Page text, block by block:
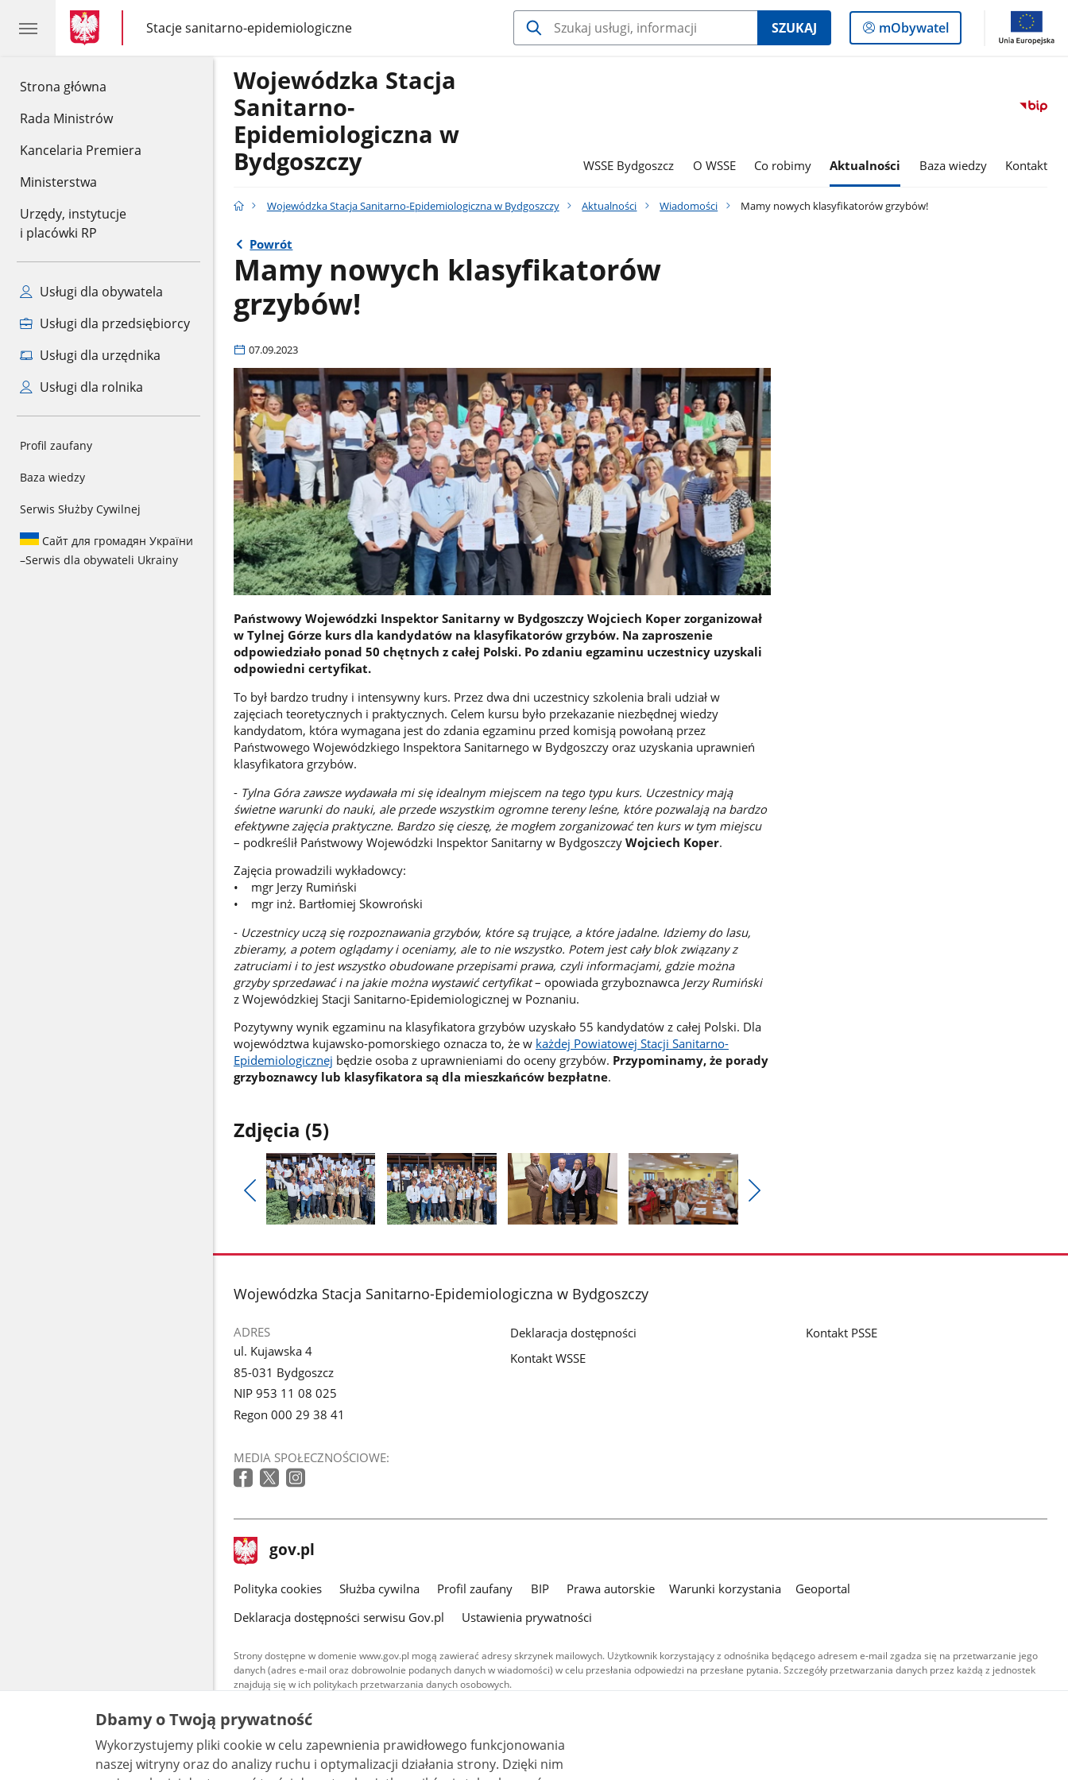
Strona główna
Rada Ministrów
Kancelaria Premiera
Ministerstwa
Urzędy, instytucje
i placówki RP
Usługi dla obywatela
Usługi dla przedsiębiorcy
Usługi dla urzędnika
Usługi dla rolnika
Profil zaufany
Baza wiedzy
Serwis Służby Cywilnej
Сайт для громадян України
–Serwis dla obywateli Ukrainy
gov.pl
gov.pl
Stacje sanitarno-epidemiologiczne
gov.pl
Stacje
sanitarno-
epidemiologiczne
SZUKAJ
Logowanie
do
mObywatel
Wojewódzka Stacja
Sanitarno-
Epidemiologiczna w
Bydgoszczy
WSSE Bydgoszcz O WSSE Co robimy Aktualności Baza wiedzy Kontakt
Wojewódzka Stacja Sanitarno-Epidemiologiczna w Bydgoszczy Aktualności Wiadomości Mamy nowych klasyfikatorów grzybów!
Powrót
Mamy nowych klasyfikatorów
grzybów!
07.09.2023
Państwowy Wojewódzki Inspektor Sanitarny w Bydgoszczy Wojciech Koper zorganizował
w Tylnej Górze kurs dla kandydatów na klasyfikatorów grzybów. Na zaproszenie
odpowiedziało ponad 50 chętnych z całej Polski. Po zdaniu egzaminu uczestnicy uzyskali
odpowiedni certyfikat.
To był bardzo trudny i intensywny kurs. Przez dwa dni uczestnicy szkolenia brali udział w
zajęciach teoretycznych i praktycznych. Celem kursu było przekazanie niezbędnej wiedzy
kandydatom, która wymagana jest do zdania egzaminu przed komisją powołaną przez
Państwowego Wojewódzkiego Inspektora Sanitarnego w Bydgoszczy oraz uzyskania uprawnień
klasyfikatora grzybów.
- Tylna Góra zawsze wydawała mi się idealnym miejscem na tego typu kurs. Uczestnicy mają
świetne warunki do nauki, ale przede wszystkim ogromne tereny leśne, które pozwalają na bardzo
efektywne zajęcia praktyczne. Bardzo się cieszę, że mogłem zorganizować ten kurs w tym miejscu
– podkreślił Państwowy Wojewódzki Inspektor Sanitarny w Bydgoszczy Wojciech Koper.
Zajęcia prowadzili wykładowcy:
• mgr Jerzy Rumiński
• mgr inż. Bartłomiej Skowroński
- Uczestnicy uczą się rozpoznawania grzybów, które są trujące, a które jadalne. Idziemy do lasu,
zbieramy, a potem oglądamy i oceniamy, ale to nie wszystko. Potem jest cały blok związany z
zatruciami i to jest wszystko obudowane przepisami prawa, czyli informacjami, gdzie można
grzyby sprzedawać i na jakie można wystawić certyfikat– opowiada grzyboznawca Jerzy Rumiński
z Wojewódzkiej Stacji Sanitarno-Epidemiologicznej w Poznaniu.
Pozytywny wynik egzaminu na klasyfikatora grzybów uzyskało 55 kandydatów z całej Polski. Dla
województwa kujawsko-pomorskiego oznacza to, że w każdej Powiatowej Stacji Sanitarno-
Epidemiologicznej będzie osoba z uprawnieniami do oceny grzybów. Przypominamy, że porady
grzyboznawcy lub klasyfikatora są dla mieszkańców bezpłatne.
Zdjęcia (5)
Pokaż
poprzednie
galerii.
galerii.
galerii.
galerii.
stopka
Wojewódzka Stacja Sanitarno-Epidemiologiczna w Bydgoszczy
ADRES
ul. Kujawska 4
85-031 Bydgoszcz
NIP 953 11 08 025
Regon 000 29 38 41
MEDIA SPOŁECZNOŚCIOWE:
Deklaracja dostępności
Kontakt WSSE
Kontakt PSSE
stopka
gov.pl Strona
gov.pl
gov.pl
Polityka cookies Służba cywilna Profil zaufany BIP Prawa autorskie Warunki korzystania
Geoportal
Deklaracja dostępności serwisu Gov.pl
Ustawienia prywatności
Strony dostępne w domenie www.gov.pl mogą zawierać adresy skrzynek mailowych. Użytkownik korzystający z odnośnika będącego adresem e-mail zgadza się na przetwarzanie jego
danych (adres e-mail oraz dobrowolnie podanych danych w wiadomości) w celu przesłania odpowiedzi na przesłane pytania. Szczegóły przetwarzania danych przez każdą z jednostek
znajdują się w ich politykach przetwarzania danych osobowych.
Treści tekstowe publikowane w serwisie (z wyłączeniem treści audiowizualnych), są
udostępniane na licencji typu Creative Commons: uznanie autorstwa - na tych samych
warunkach 4.0 (CC BY-SA 4.0). Materiały audiowizualne, w tym zdjęcia, materiały audio i wideo,
są udostępniane na licencji typu Creative Commons: uznanie autorstwa użycie niekomercyjne -
bez utworów zależnych 4.0 (CC BY-NC-ND 4.0), o ile nie jest to stwierdzone inaczej.
Dbamy o Twoją prywatność
Wykorzystujemy pliki cookie w celu zapewnienia prawidłowego funkcjonowania
naszej witryny oraz do analizy ruchu i optymalizacji działania strony. Dzięki nim